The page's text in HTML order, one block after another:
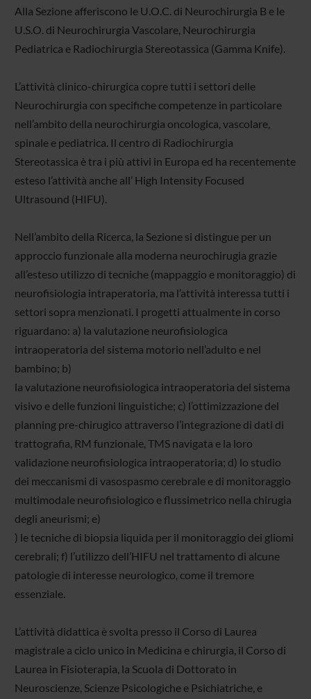
Alla Sezione afferiscono le U.O.C. di Neurochirurgia B e le
U.S.O. di Neurochirurgia Vascolare, Neurochirurgia
Pediatrica e Radiochirurgia Stereotassica (Gamma Knife).
L’attività clinico-chirurgica copre tutti i settori delle
Neurochirurgia con specifiche competenze in particolare
nell’ambito della neurochirurgia oncologica, vascolare,
spinale e pediatrica. Il centro di Radiochirurgia
Stereotassica è tra i più attivi in Europa ed ha recentemente
esteso l’attività anche all’ High Intensity Focused
Ultrasound (HIFU).
Nell’ambito della Ricerca, la Sezione si distingue per un
approccio funzionale alla moderna neurochirugia grazie
all’esteso utilizzo di tecniche (mappaggio e monitoraggio) di
neurofisiologia intraperatoria, ma l’attività interessa tutti i
settori sopra menzionati. I progetti attualmente in corso
riguardano: a) la valutazione neurofisiologica
intraoperatoria del sistema motorio nell’adulto e nel
bambino; b)
la valutazione neurofisiologica intraoperatoria del sistema
visivo e delle funzioni linguistiche; c) l’ottimizzazione del
planning pre-chirugico attraverso l’integrazione di dati di
trattografia, RM funzionale, TMS navigata e la loro
validazione neurofisiologica intraoperatoria; d) lo studio
dei meccanismi di vasospasmo cerebrale e di monitoraggio
multimodale neurofisiologico e flussimetrico nella chirugia
degli aneurismi; e)
) le tecniche di biopsia liquida per il monitoraggio dei gliomi
cerebrali; f) l’utilizzo dell’HIFU nel trattamento di alcune
patologie di interesse neurologico, come il tremore
essenziale.
L’attività didattica è svolta presso il Corso di Laurea
magistrale a ciclo unico in Medicina e chirurgia, il Corso di
Laurea in Fisioterapia, la Scuola di Dottorato in
Neuroscienze, Scienze Psicologiche e Psichiatriche, e